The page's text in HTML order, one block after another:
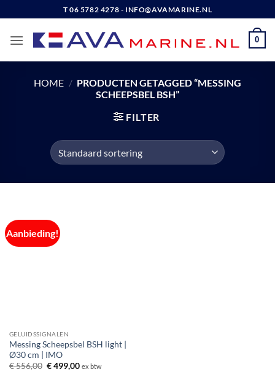
naar
inhoud
T 06 5782 4278 - INFO@AVAMARINE.NL
0
HOME / PRODUCTEN GETAGGED “MESSING
SCHEEPSBEL BSH”
FILTER
Aanbieding!
GELUIDSSIGNALEN
Messing Scheepsbel BSH light |
Ø30 cm | IMO
€556,00 Oorspronkelijke
€499,00Huidige
ex btw